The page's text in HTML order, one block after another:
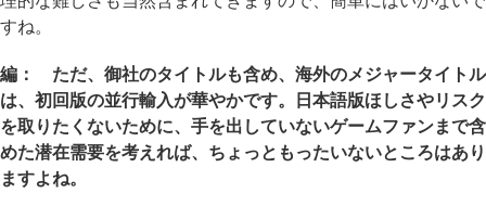
すね。
編： ただ、御社のタイトルも含め、海外のメジャータイトル
は、初回版の並行輸入が華やかです。日本語版ほしさやリスク
を取りたくないために、手を出していないゲームファンまで含
めた潜在需要を考えれば、ちょっともったいないところはあり
ますよね。